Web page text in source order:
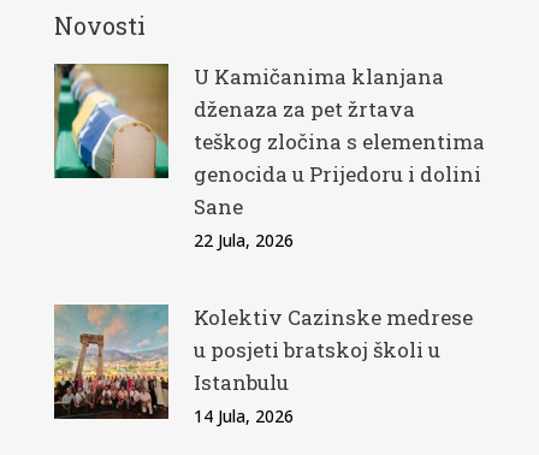
Novosti
U Kamičanima klanjana
dženaza za pet žrtava
teškog zločina s elementima
genocida u Prijedoru i dolini
Sane
22 Jula, 2026
Kolektiv Cazinske medrese
u posjeti bratskoj školi u
Istanbulu
14 Jula, 2026